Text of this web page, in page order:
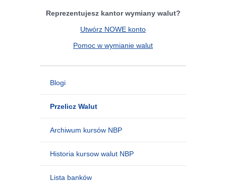
Reprezentujesz kantor wymiany walut?
Utwórz NOWE konto
Pomoc w wymianie walut
Blogi
Przelicz Walut
Archiwum kursów NBP
Historia kursow walut NBP
Lista banków